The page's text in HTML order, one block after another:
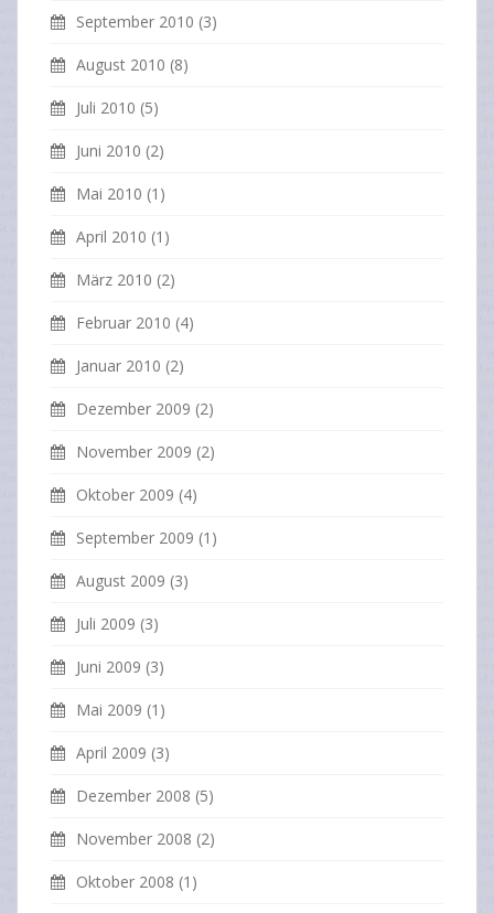
September 2010 (3)
August 2010 (8)
Juli 2010 (5)
Juni 2010 (2)
Mai 2010 (1)
April 2010 (1)
März 2010 (2)
Februar 2010 (4)
Januar 2010 (2)
Dezember 2009 (2)
November 2009 (2)
Oktober 2009 (4)
September 2009 (1)
August 2009 (3)
Juli 2009 (3)
Juni 2009 (3)
Mai 2009 (1)
April 2009 (3)
Dezember 2008 (5)
November 2008 (2)
Oktober 2008 (1)